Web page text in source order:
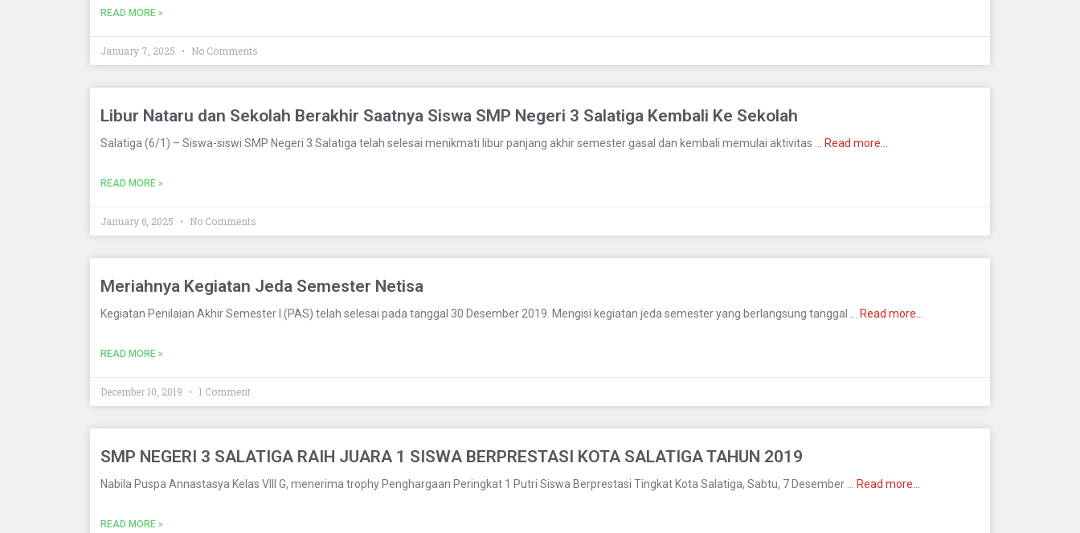
READ MORE »
January 7, 2025 No Comments
Libur Nataru dan Sekolah Berakhir Saatnya Siswa SMP Negeri 3 Salatiga Kembali Ke Sekolah
Salatiga (6/1) – Siswa-siswi SMP Negeri 3 Salatiga telah selesai menikmati libur panjang akhir semester gasal dan kembali memulai aktivitas … Read more…
READ MORE »
January 6, 2025 No Comments
Meriahnya Kegiatan Jeda Semester Netisa
Kegiatan Penilaian Akhir Semester I (PAS) telah selesai pada tanggal 30 Desember 2019. Mengisi kegiatan jeda semester yang berlangsung tanggal … Read more…
READ MORE »
December 10, 2019 1 Comment
SMP NEGERI 3 SALATIGA RAIH JUARA 1 SISWA BERPRESTASI KOTA SALATIGA TAHUN 2019
Nabila Puspa Annastasya Kelas VIII G, menerima trophy Penghargaan Peringkat 1 Putri Siswa Berprestasi Tingkat Kota Salatiga, Sabtu, 7 Desember … Read more…
READ MORE »